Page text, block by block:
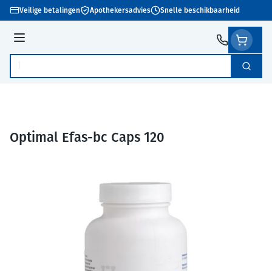
Ga naar de inhoud
Veilige betalingen Apothekersadvies Snelle beschikbaarheid
Menu
Product, merk, categorie... Zoek
Optimal Efas-bc Caps 120